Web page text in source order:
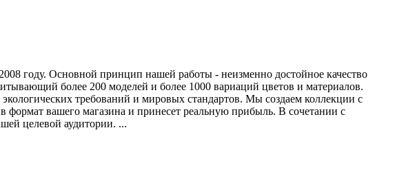
году. Основной принцип нашей работы - неизменно достойное качество
более 200 моделей и более 1000 вариаций цветов и материалов.
требований и мировых стандартов. Мы создаем коллекции с
вашего магазина и принесет реальную прибыль. В сочетании с
целевой аудитории. ...